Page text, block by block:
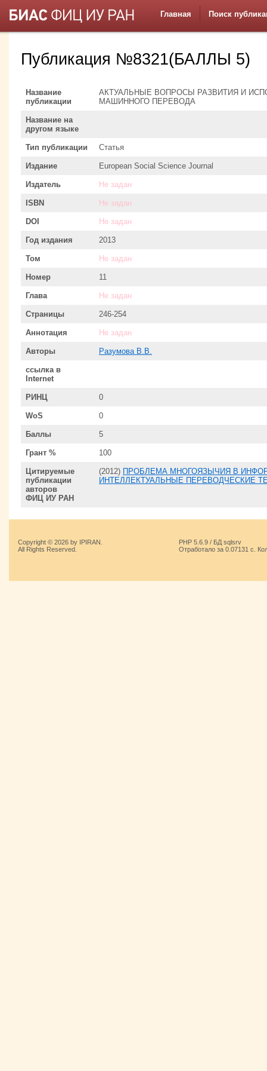
Главная Поиск
Публикация №8321(БАЛЛЫ 5)
Название
публикации
АКТУАЛЬНЫЕ ВОПРОСЫ РАЗВИТИЯ И
МАШИННОГО ПЕРЕВОДА
Название на
другом языке
Тип публикации Статья
Издание European Social Science Journal
Издатель Не задан
ISBN Не задан
DOI Не задан
Год издания 2013
Том Не задан
Номер 11
Глава Не задан
Страницы 246-254
Аннотация Не задан
Авторы Разумова В.В.
ссылка в
Internet
РИНЦ 0
WoS 0
Баллы 5
Грант % 100
Цитируемые
публикации
авторов
ФИЦ ИУ РАН
(2012) ПРОБЛЕМА МНОГОЯЗЫЧИЯ В
ИНТЕЛЛЕКТУАЛЬНЫЕ ПЕРЕВОДЧЕСКИЕ
Copyright © 2026 by IPIRAN.
All Rights Reserved.
PHP 5.6.9 / БД sqlsrv
Отработало за 0.07131 с.